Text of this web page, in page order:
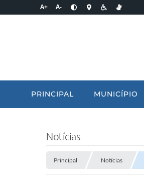
A+ A-
PRINCIPAL MUNICÍPIO
Notícias
Principal Notícias